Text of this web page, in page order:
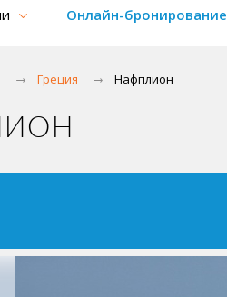
Онлайн-бронирование
Греция Нафплион